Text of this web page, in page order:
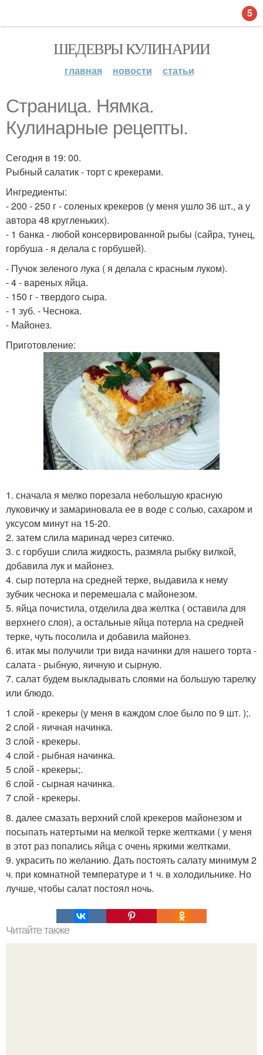
ШЕДЕВРЫ КУЛИНАРИИ
главная новости статьи
Страница. Нямка.
Кулинарные рецепты.
Сегодня в 19: 00.
Рыбный салатик - торт с крекерами.
Ингредиенты:
- 200 - 250 г - соленых крекеров (у меня ушло 36 шт., а у
автора 48 кругленьких).
- 1 банка - любой консервированной рыбы (сайра, тунец,
горбуша - я делала с горбушей).
- Пучок зеленого лука ( я делала с красным луком).
- 4 - вареных яйца.
- 150 г - твердого сыра.
- 1 зуб. - Чеснока.
- Майонез.
Приготовление:
1. сначала я мелко порезала небольшую красную
луковичку и замариновала ее в воде с солью, сахаром и
уксусом минут на 15-20.
2. затем слила маринад через ситечко.
3. с горбуши слила жидкость, размяла рыбку вилкой,
добавила лук и майонез.
4. сыр потерла на средней терке, выдавила к нему
зубчик чеснока и перемешала с майонезом.
5. яйца почистила, отделила два желтка ( оставила для
верхнего слоя), а остальные яйца потерла на средней
терке, чуть посолила и добавила майонез.
6. итак мы получили три вида начинки для нашего торта -
салата - рыбную, яичную и сырную.
7. салат будем выкладывать слоями на большую тарелку
или блюдо.
1 слой - крекеры (у меня в каждом слое было по 9 шт. );.
2 слой - яичная начинка.
3 слой - крекеры.
4 слой - рыбная начинка.
5 слой - крекеры;.
6 слой - сырная начинка.
7 слой - крекеры.
8. далее смазать верхний слой крекеров майонезом и
посыпать натертыми на мелкой терке желтками ( у меня
в этот раз попались яйца с очень яркими желтками.
9. украсить по желанию. Дать постоять салату минимум 2
ч. при комнатной температуре и 1 ч. в холодильнике. Но
лучше, чтобы салат постоял ночь.
Читайте также
5